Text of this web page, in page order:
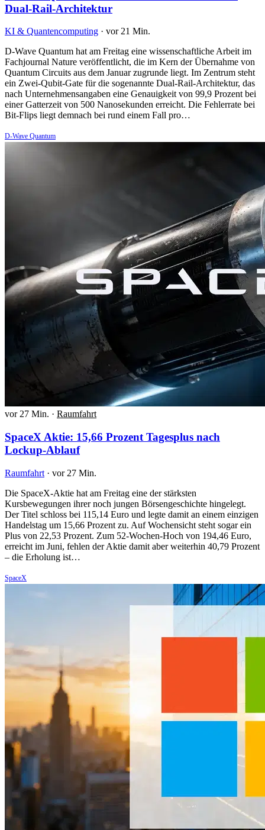
Dual-Rail-Architektur
KI & Quantencomputing · vor 21 Min.
D-Wave Quantum hat am Freitag eine wissenschaftliche Arbeit im
Fachjournal Nature veröffentlicht, die im Kern der Übernahme von
Quantum Circuits aus dem Januar zugrunde liegt. Im Zentrum steht
ein Zwei-Qubit-Gate für die sogenannte Dual-Rail-Architektur, das
nach Unternehmensangaben eine Genauigkeit von 99,9 Prozent bei
einer Gatterzeit von 500 Nanosekunden erreicht. Die Fehlerrate bei
Bit-Flips liegt demnach bei rund einem Fall pro…
D-Wave Quantum
vor 27 Min. · Raumfahrt
SpaceX Aktie: 15,66 Prozent Tagesplus nach
Lockup-Ablauf
Raumfahrt · vor 27 Min.
Die SpaceX-Aktie hat am Freitag eine der stärksten
Kursbewegungen ihrer noch jungen Börsengeschichte hingelegt.
Der Titel schloss bei 115,14 Euro und legte damit an einem einzigen
Handelstag um 15,66 Prozent zu. Auf Wochensicht steht sogar ein
Plus von 22,53 Prozent. Zum 52-Wochen-Hoch von 194,46 Euro,
erreicht im Juni, fehlen der Aktie damit aber weiterhin 40,79 Prozent
– die Erholung ist…
SpaceX